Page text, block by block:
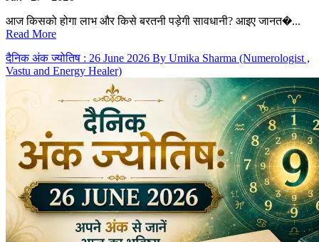
आज किसको होगा लाभ और किसे बरतनी पड़ेगी सावधानी? आइए जानत�...
Read More
दैनिक अंक ज्योतिष : 26 June 2026 By Umika Sharma (Numerologist ,
Vastu and Energy Healer)